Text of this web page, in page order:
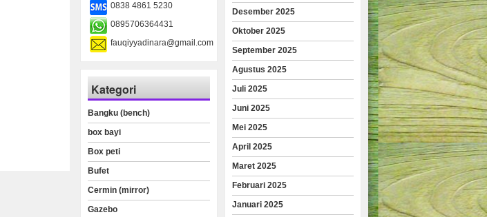
0838 4861 5230
0895706364431
fauqiyyadinara@gmail.com
Kategori
Bangku (bench)
box bayi
Box peti
Bufet
Cermin (mirror)
Gazebo
Desember 2025
Oktober 2025
September 2025
Agustus 2025
Juli 2025
Juni 2025
Mei 2025
April 2025
Maret 2025
Februari 2025
Januari 2025